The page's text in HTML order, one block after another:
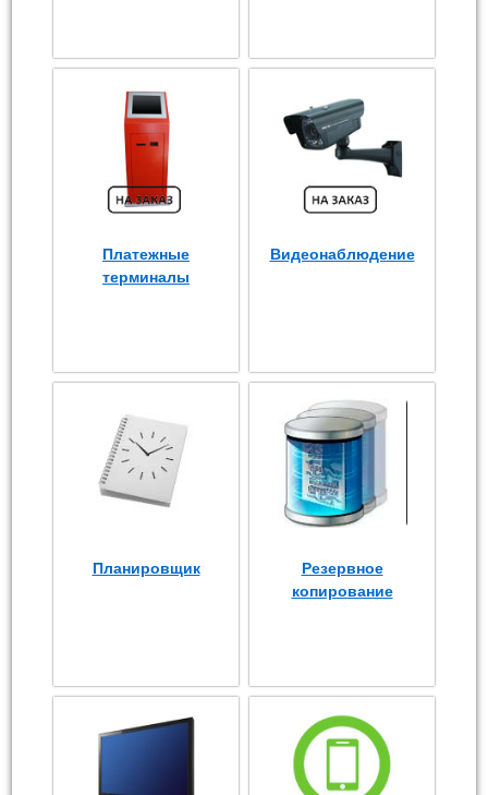
Платежные
терминалы
Видеонаблюдение
Планировщик
Резервное
копирование